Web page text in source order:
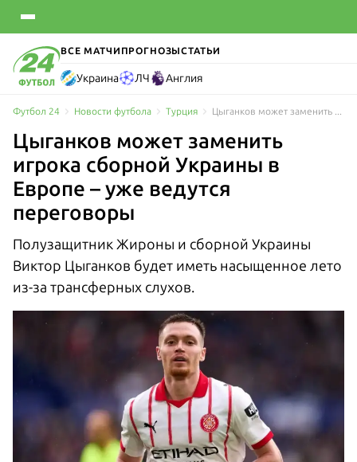
ВСЕ МАТЧИ ПРОГНОЗЫСТАТЬИ
Украина ЛЧ Англия
Футбол 24 Новости футбола Турция
Цыганков может заменить
игрока сборной Украины в
Европе – уже ведутся
переговоры
Полузащитник Жироны и сборной Украины
Виктор Цыганков будет иметь насыщенное лето
из-за трансферных слухов.